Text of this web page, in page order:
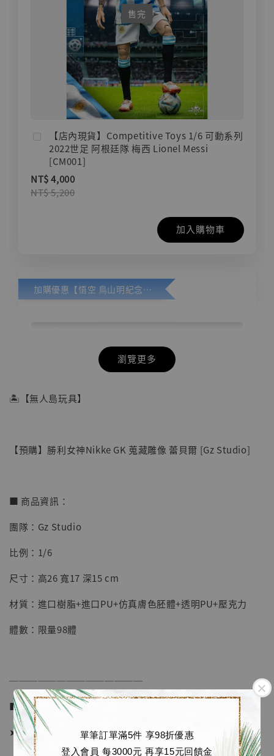
單筆訂單滿5件 享98折優惠
登入會員 每3000元 再享15元回饋金
售完
【店內現貨】Competitive Toys 1/6 可動系列
2022世足 阿根廷隊 梅西 Lionel Messi
[CM001]
NT$ 4,000
NT$ 5,200
加入購物車
加購優惠【悟空 鳥山明紀念款 [奇蹟工作室]】
【店內現貨】七龍珠 系列蒐藏雕像 悟空 鳥山
NT$ 4,280
NT$ 5,580
加購優惠【海賊王 布魯克達摩 [7STARS Studio]】
瀏覽更多
🏝【無人島玩具】
【預購】勝利女神Nikke GK 蒐藏雕像 蕾貝爾 [Gz Studio]
■ 商品資訊：
團隊：Gz Studio
比例：1/6
尺寸：高26 寬17 深15 cm
材質：進口樹脂+進口PU+仿真膚色胚體+透明PU+壓克力
體數：限量98體
──────────────
■ 販售資訊 (Price in TWD)：
➤ 價格 8280元 (訂金3680)